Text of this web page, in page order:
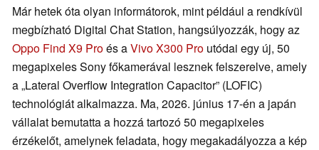
Már hetek óta olyan informátorok, mint például a rendkívül
megbízható Digital Chat Station, hangsúlyozzák, hogy az
Oppo Find X9 Proés aVivo X300 Pro utódai egy új, 50
megapixeles Sony főkamerával lesznek felszerelve, amely
a „Lateral Overflow Integration Capacitor” (LOFIC)
technológiát alkalmazza. Ma, 2026. június 17-én a japán
vállalat bemutatta a hozzá tartozó 50 megapixeles
érzékelőt, amelynek feladata, hogy megakadályozza a kép